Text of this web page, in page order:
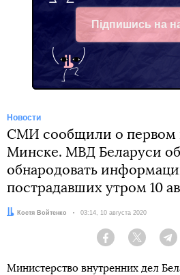
Підпишись на
Telegram
Новости
СМИ сообщили о первом
Минске. МВД Беларуси
обнародовать
пострадавших утром 10
Автор:Костя Войтенко Дата:
03:14, 10 августа 2020
Facebook Twitter
Министерство внутренних дел